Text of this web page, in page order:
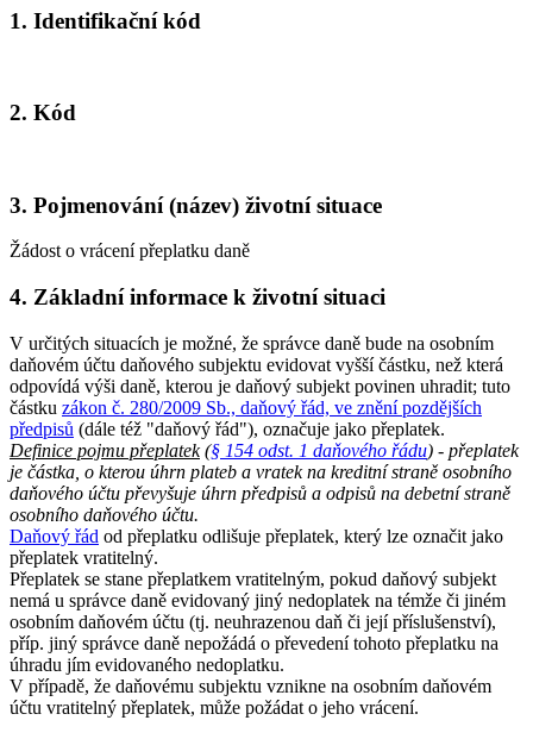
1. Identifikační kód
2. Kód
3. Pojmenování (název) životní situace
Žádost o vrácení přeplatku daně
4. Základní informace k životní situaci
V určitých situacích je možné, že správce daně bude na osobním
daňovém účtu daňového subjektu evidovat vyšší částku, než která
odpovídá výši daně, kterou je daňový subjekt povinen uhradit; tuto
částku zákon č. 280/2009 Sb., daňový řád, ve znění pozdějších
předpisů (dále též "daňový řád"), označuje jako přeplatek.
Definice pojmu přeplatek(§ 154 odst. 1 daňového řádu) - přeplatek
je částka, o kterou úhrn plateb a vratek na kreditní straně osobního
daňového účtu převyšuje úhrn předpisů a odpisů na debetní straně
osobního daňového účtu.
Daňový řád od přeplatku odlišuje přeplatek, který lze označit jako
přeplatek vratitelný.
Přeplatek se stane přeplatkem vratitelným, pokud daňový subjekt
nemá u správce daně evidovaný jiný nedoplatek na témže či jiném
osobním daňovém účtu (tj. neuhrazenou daň či její příslušenství),
příp. jiný správce daně nepožádá o převedení tohoto přeplatku na
úhradu jím evidovaného nedoplatku.
V případě, že daňovému subjektu vznikne na osobním daňovém
účtu vratitelný přeplatek, může požádat o jeho vrácení.